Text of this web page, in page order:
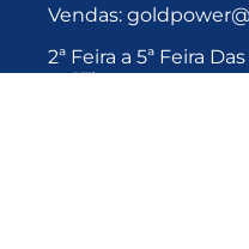
Vendas:
2ª Feira a 5ª Feira
as 17h